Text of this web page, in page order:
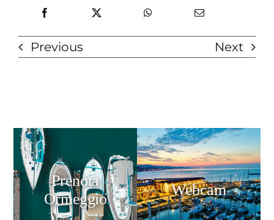
Previous Next
Prenota
Ormeggio
Webcam